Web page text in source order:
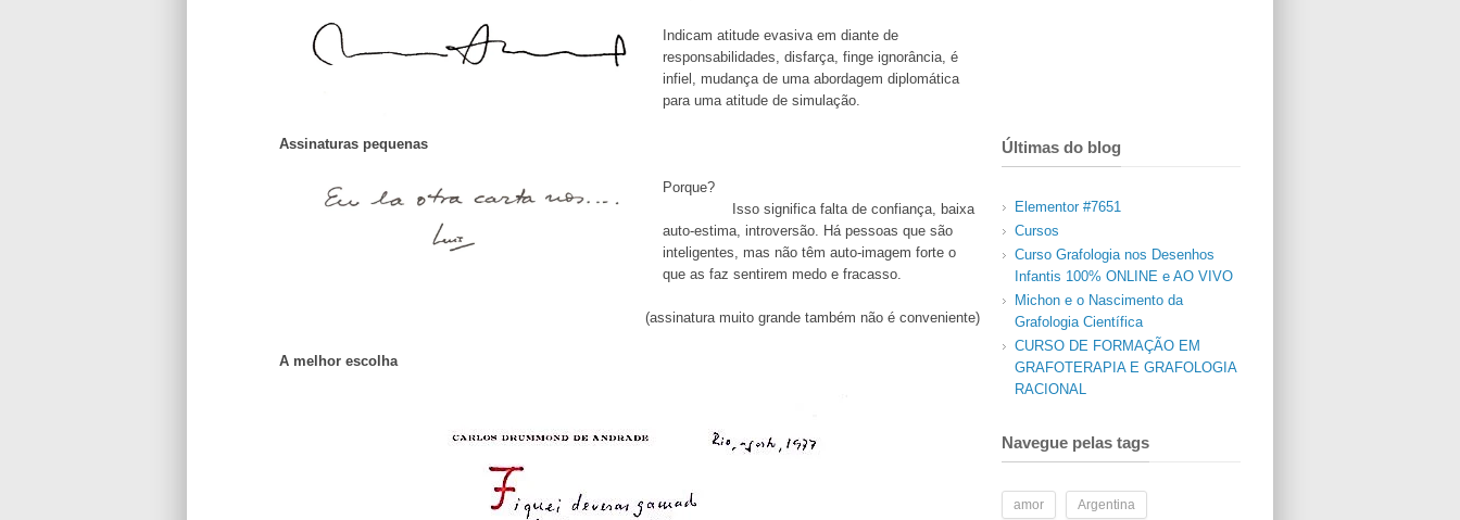
Indicam atitude evasiva em diante de
responsabilidades, disfarça, finge ignorância, é
infiel, mudança de uma abordagem diplomática
para uma atitude de simulação.
Assinaturas pequenas
Porque?
Isso significa falta de confiança, baixa
auto-estima, introversão. Há pessoas que são
inteligentes, mas não têm auto-imagem forte o
que as faz sentirem medo e fracasso.
(assinatura muito grande também não é conveniente)
A melhor escolha
Últimas do blog
Elementor #7651
Cursos
Curso Grafologia nos Desenhos
Infantis 100% ONLINE e AO VIVO
Michon e o Nascimento da
Grafologia Científica
CURSO DE FORMAÇÃO EM
GRAFOTERAPIA E GRAFOLOGIA
RACIONAL
Navegue pelas tags
amor Argentina